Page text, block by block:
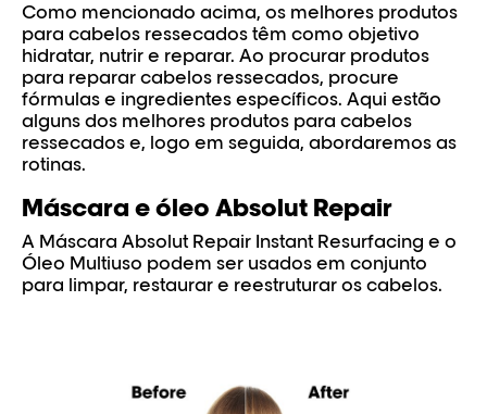
Como mencionado acima, os melhores produtos
para cabelos ressecados têm como objetivo
hidratar, nutrir e reparar. Ao procurar produtos
para reparar cabelos ressecados, procure
fórmulas e ingredientes específicos. Aqui estão
alguns dos melhores produtos para cabelos
ressecados e, logo em seguida, abordaremos as
rotinas.
Máscara e óleo Absolut Repair
A Máscara Absolut Repair Instant Resurfacing e o
Óleo Multiuso podem ser usados em conjunto
para limpar, restaurar e reestruturar os cabelos.